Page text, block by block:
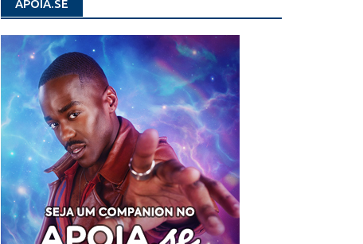
APOIA.SE